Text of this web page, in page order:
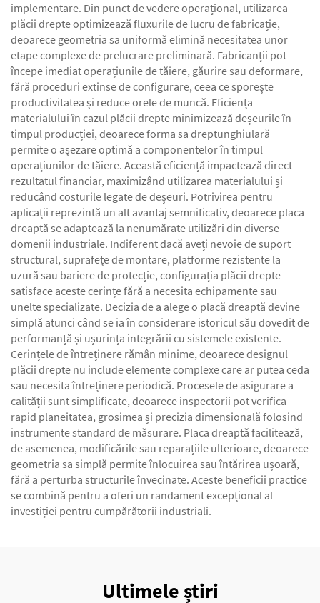
implementare. Din punct de vedere operațional, utilizarea
plăcii drepte optimizează fluxurile de lucru de fabricație,
deoarece geometria sa uniformă elimină necesitatea unor
etape complexe de prelucrare preliminară. Fabricanții pot
începe imediat operațiunile de tăiere, găurire sau deformare,
fără proceduri extinse de configurare, ceea ce sporește
productivitatea și reduce orele de muncă. Eficiența
materialului în cazul plăcii drepte minimizează deșeurile în
timpul producției, deoarece forma sa dreptunghiulară
permite o așezare optimă a componentelor în timpul
operațiunilor de tăiere. Această eficiență impactează direct
rezultatul financiar, maximizând utilizarea materialului și
reducând costurile legate de deșeuri. Potrivirea pentru
aplicații reprezintă un alt avantaj semnificativ, deoarece placa
dreaptă se adaptează la nenumărate utilizări din diverse
domenii industriale. Indiferent dacă aveți nevoie de suport
structural, suprafețe de montare, platforme rezistente la
uzură sau bariere de protecție, configurația plăcii drepte
satisface aceste cerințe fără a necesita echipamente sau
unelte specializate. Decizia de a alege o placă dreaptă devine
simplă atunci când se ia în considerare istoricul său dovedit de
performanță și ușurința integrării cu sistemele existente.
Cerințele de întreținere rămân minime, deoarece designul
plăcii drepte nu include elemente complexe care ar putea ceda
sau necesita întreținere periodică. Procesele de asigurare a
calității sunt simplificate, deoarece inspectorii pot verifica
rapid planeitatea, grosimea și precizia dimensională folosind
instrumente standard de măsurare. Placa dreaptă facilitează,
de asemenea, modificările sau reparațiile ulterioare, deoarece
geometria sa simplă permite înlocuirea sau întărirea ușoară,
fără a perturba structurile învecinate. Aceste beneficii practice
se combină pentru a oferi un randament excepțional al
investiției pentru cumpărătorii industriali.
Ultimele știri